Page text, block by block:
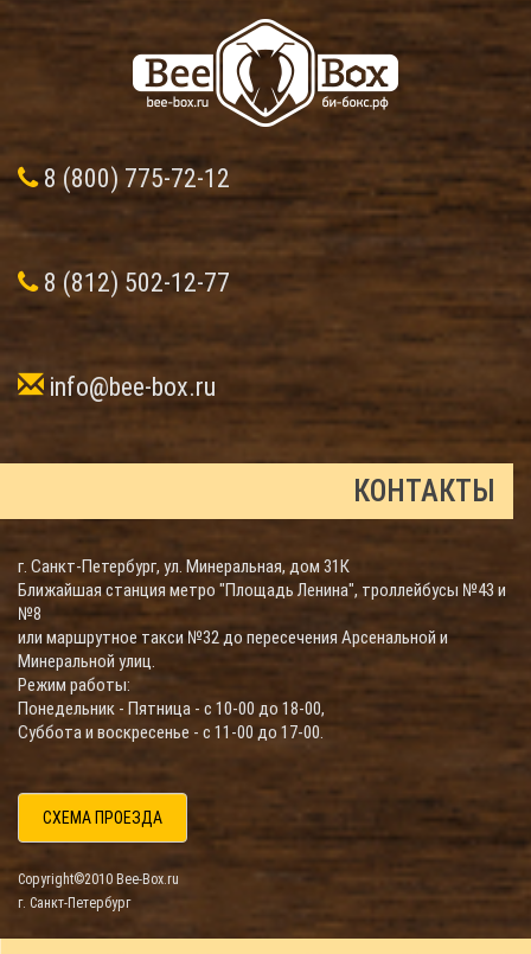
8 (800) 775-72-12
8 (812) 502-12-77
info@bee-box.ru
КОНТАКТЫ
г. Санкт-Петербург, ул. Минеральная, дом 31К
Ближайшая станция метро "Площадь Ленина", троллейбусы №43 и
№8
или маршрутное такси №32 до пересечения Арсенальной и
Минеральной улиц.
Режим работы:
Понедельник - Пятница - с 10-00 до 18-00,
Суббота и воскресенье - с 11-00 до 17-00.
СХЕМА ПРОЕЗДА
Copyright©2010 Bee-Box.ru
г. Санкт-Петербург